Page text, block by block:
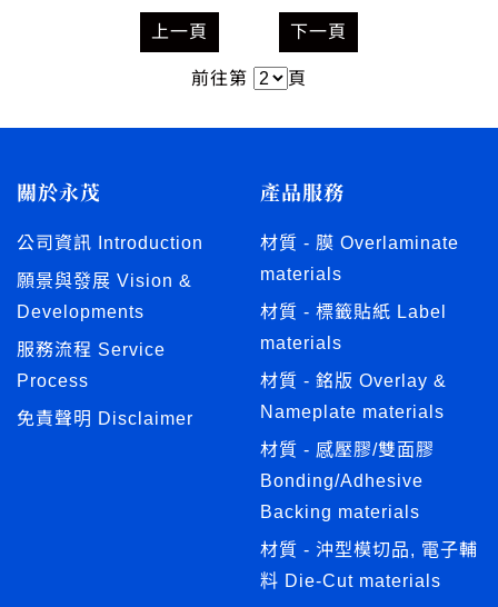
上一頁 下一頁
前往第 頁
關於永茂
公司資訊 Introduction
願景與發展 Vision &
Developments
服務流程 Service
Process
免責聲明 Disclaimer
產品服務
材質 - 膜 Overlaminate
materials
材質 - 標籤貼紙 Label
materials
材質 - 銘版 Overlay &
Nameplate materials
材質 - 感壓膠/雙面膠
Bonding/Adhesive
Backing materials
材質 - 沖型模切品, 電子輔
料 Die-Cut materials